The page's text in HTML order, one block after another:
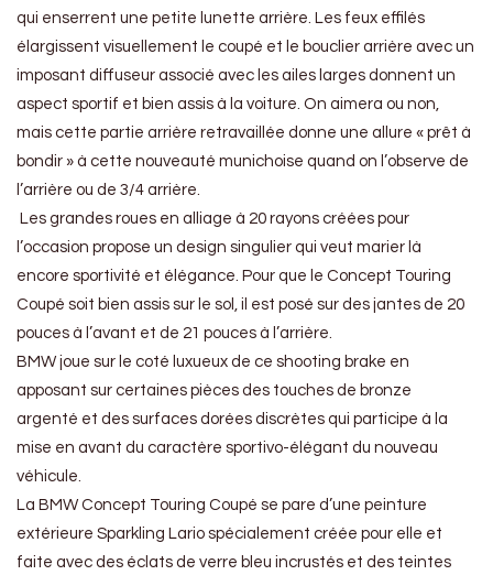
qui enserrent une petite lunette arrière. Les feux effilés
élargissent visuellement le coupé et le bouclier arrière avec un
imposant diffuseur associé avec les ailes larges donnent un
aspect sportif et bien assis à la voiture. On aimera ou non,
mais cette partie arrière retravaillée donne une allure « prêt à
bondir » à cette nouveauté munichoise quand on l’observe de
l’arrière ou de 3/4 arrière.
Les grandes roues en alliage à 20 rayons créées pour
l’occasion propose un design singulier qui veut marier là
encore sportivité et élégance. Pour que le Concept Touring
Coupé soit bien assis sur le sol, il est posé sur des jantes de 20
pouces à l’avant et de 21 pouces à l’arrière.
BMW joue sur le coté luxueux de ce shooting brake en
apposant sur certaines pièces des touches de bronze
argenté et des surfaces dorées discrètes qui participe à la
mise en avant du caractère sportivo-élégant du nouveau
véhicule.
La BMW Concept Touring Coupé se pare d’une peinture
extérieure Sparkling Lario spécialement créée pour elle et
faite avec des éclats de verre bleu incrustés et des teintes